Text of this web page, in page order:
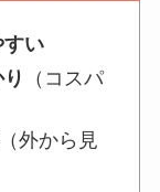
すい
（コスパ
外から見